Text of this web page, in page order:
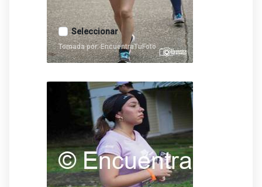
Seleccionar
Tomada por: EncuentraTuFoto